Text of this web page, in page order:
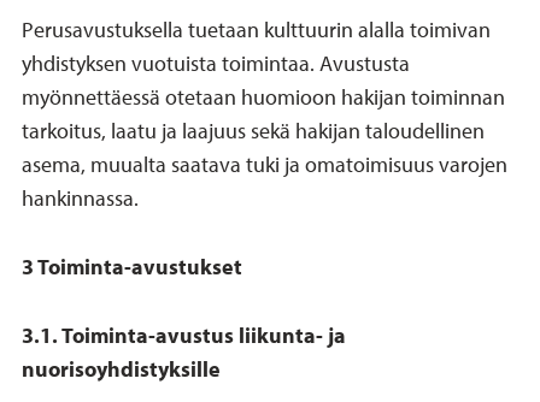
Perusavustuksella tuetaan kulttuurin alalla toimivan
yhdistyksen vuotuista toimintaa. Avustusta
myönnettäessä otetaan huomioon hakijan toiminnan
tarkoitus, laatu ja laajuus sekä hakijan taloudellinen
asema, muualta saatava tuki ja omatoimisuus varojen
hankinnassa.
3 Toiminta-avustukset
3.1. Toiminta-avustus liikunta- ja
nuorisoyhdistyksille